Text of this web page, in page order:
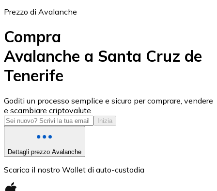
USD Coin
USDC
Prezzo di Avalanche
Compra
Avalanche a Santa Cruz de
Tenerife
Goditi un processo semplice e sicuro per comprare, vendere
e scambiare criptovalute.
Inizia
Dettagli prezzo Avalanche
Scarica il nostro Wallet di auto-custodia